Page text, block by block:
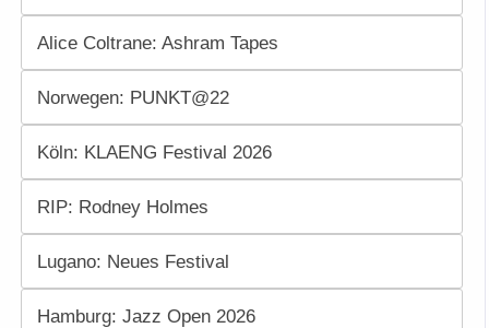
Alice Coltrane: Ashram Tapes
Norwegen: PUNKT@22
Köln: KLAENG Festival 2026
RIP: Rodney Holmes
Lugano: Neues Festival
Hamburg: Jazz Open 2026